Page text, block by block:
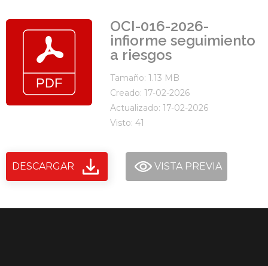
OCI-016-2026-
infiorme seguimiento
a riesgos
Tamaño: 1.13 MB
Creado: 17-02-2026
Actualizado: 17-02-2026
Visto: 41
DESCARGAR VISTA PREVIA